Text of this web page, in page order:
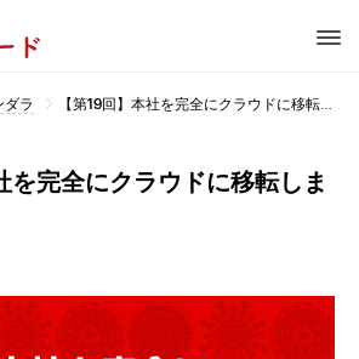
ダラ 【第19回】本社を完全にクラウドに移転しました
を完全にクラウドに移転しま